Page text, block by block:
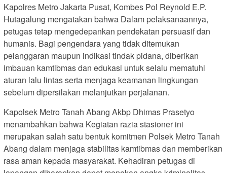
Kapolres Metro Jakarta Pusat, Kombes Pol Reynold E.P.
Hutagalung mengatakan bahwa Dalam pelaksanaannya,
petugas tetap mengedepankan pendekatan persuasif dan
humanis. Bagi pengendara yang tidak ditemukan
pelanggaran maupun indikasi tindak pidana, diberikan
imbauan kamtibmas dan edukasi untuk selalu mematuhi
aturan lalu lintas serta menjaga keamanan lingkungan
sebelum dipersilakan melanjutkan perjalanan.
Kapolsek Metro Tanah Abang Akbp Dhimas Prasetyo
menambahkan bahwa Kegiatan razia stasioner ini
merupakan salah satu bentuk komitmen Polsek Metro Tanah
Abang dalam menjaga stabilitas kamtibmas dan memberikan
rasa aman kepada masyarakat. Kehadiran petugas di